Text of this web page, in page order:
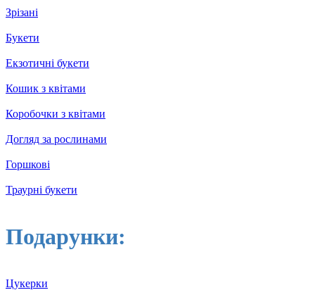
Зрізані
Букети
Екзотичні букети
Кошик з квітами
Коробочки з квітами
Догляд за рослинами
Горшкові
Траурні букети
Подарунки:
Цукерки